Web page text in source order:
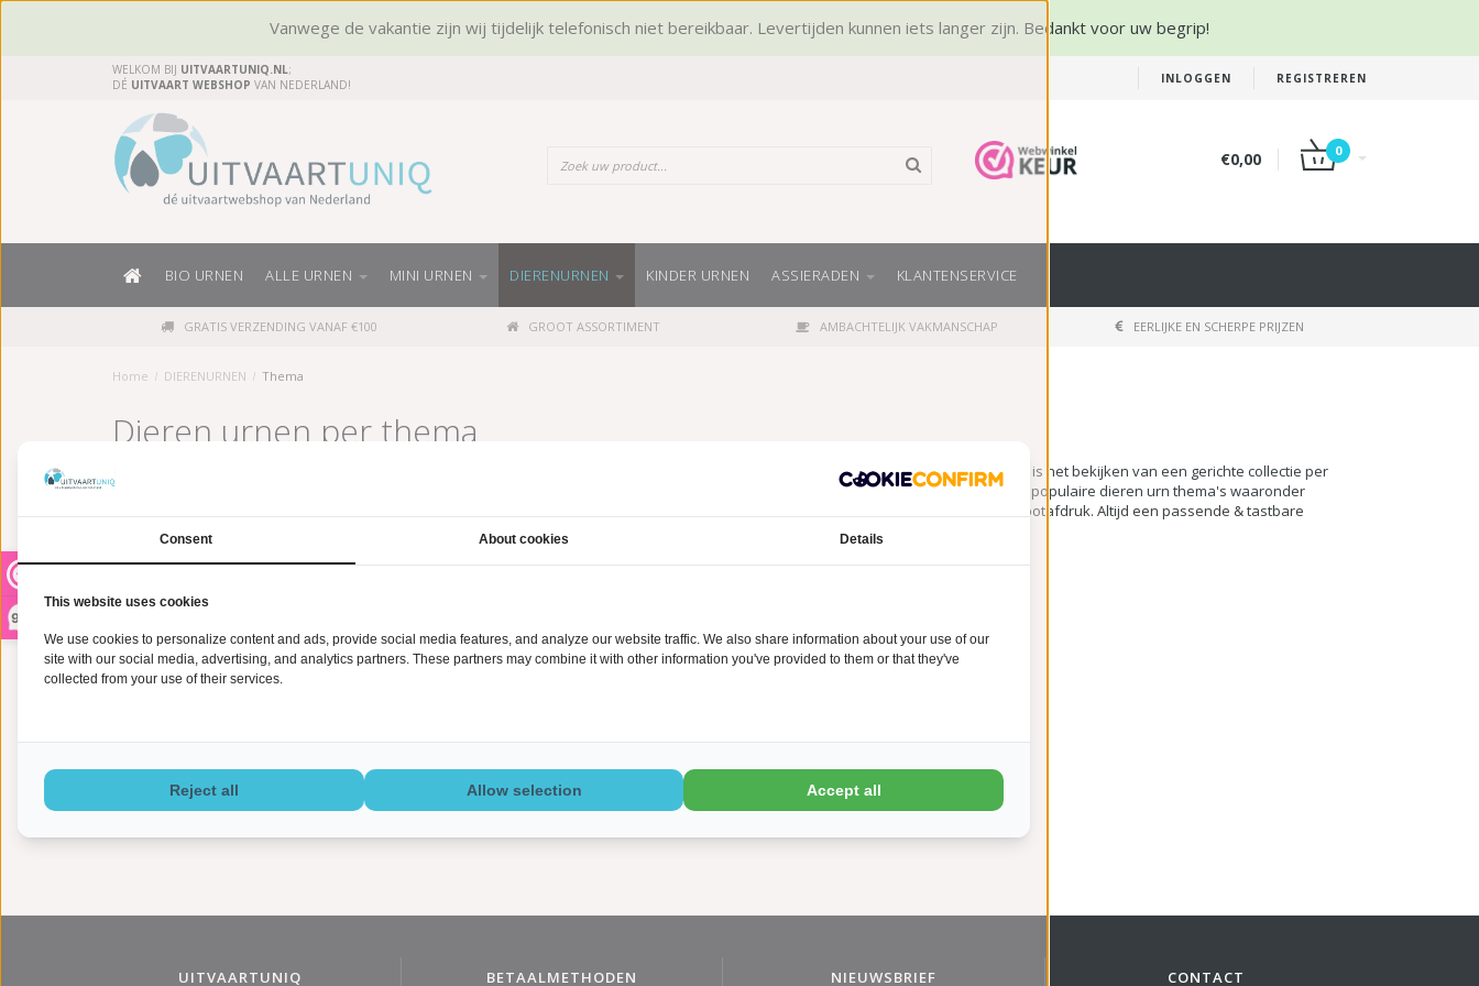
9,2
Vanwege de vakantie zijn wij tijdelijk telefonisch niet bereikbaar. Levertijden kunnen iets langer zijn. Bedankt voor uw begrip!
INLOGGEN REGISTREREN
WELKOM BIJ UITVAARTUNIQ.NL;
DÉ UITVAART WEBSHOP VAN NEDERLAND!
€0,00 0
BIO URNEN ALLE URNEN MINI URNEN DIERENURNEN KINDER URNEN ASSIERADEN KLANTENSERVICE
GRATIS VERZENDING VANAF €100 GROOT ASSORTIMENT AMBACHTELIJK VAKMANSCHAP EERLIJKE EN SCHERPE PRIJZEN
Home / DIERENURNEN / Thema
Dieren urnen per thema
per 'dierenurn thema' bij UitvaartUniq.nl. Binnen uw zoektocht naar de perfect passende dierenurn is het bekijken van een gerichte collectie per
'thema' een ideale mogelijkheid om snel & gericht een passende collectie te bereiken, die past bij uw persoonlijke wensen. Er zijn diverse populaire dieren urn thema's waaronder
uiteraard een gerichte collectie katten urnen & honden urnen, maar ook dieren urnen met het thema (Valentijns)hart en het pootje / de pootafdruk. Altijd een passende & tastbare
herinnering aan uw overleden trouwe maatje bij UitvaartUniq.nl.
Hart dierenurnen
UITVAARTUNIQ BETAALMETHODEN NIEUWSBRIEF CONTACT
Consent About cookies Details
This website uses cookies
We use cookies to personalize content and ads, provide social media features, and analyze our website traffic. We also share information about your use of our
site with our social media, advertising, and analytics partners. These partners may combine it with other information you've provided to them or that they've
collected from your use of their services.
Reject all Allow selection Accept all